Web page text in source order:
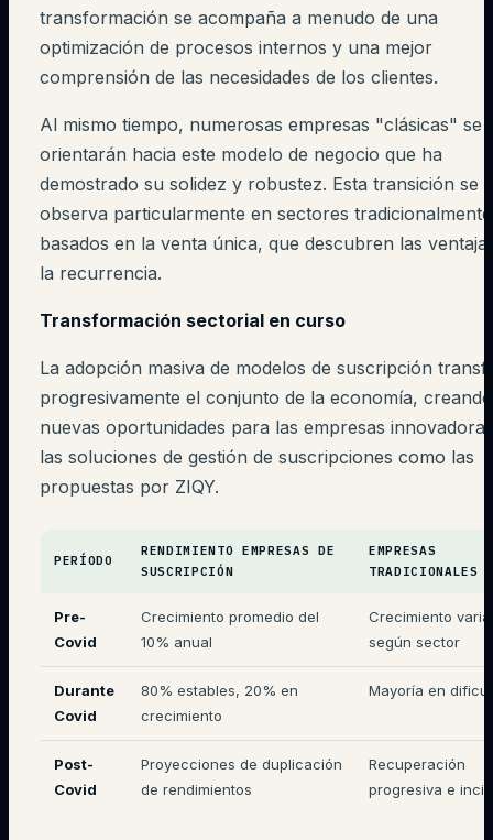
transformación se acompaña a menudo de una
optimización de procesos internos y una mejor
comprensión de las necesidades de los clientes.
Al mismo tiempo, numerosas empresas "clásicas" se
orientarán hacia este modelo de negocio que ha
demostrado su solidez y robustez. Esta transición se
observa particularmente en sectores tradicionalmente
basados en la venta única, que descubren las
la recurrencia.
Transformación sectorial en curso
La adopción masiva de modelos de suscripción
progresivamente el conjunto de la economía, creando
nuevas oportunidades para las empresas
las soluciones de gestión de suscripciones como las
propuestas por ZIQY.
PERÍODO
RENDIMIENTO EMPRESAS DE
SUSCRIPCIÓN
EMPRESAS
TRADICIONALES
Pre-
Covid
Crecimiento promedio del
10% anual
Crecimiento
según sector
Durante
Covid
80% estables, 20% en
crecimiento
Mayoría en
Post-
Covid
Proyecciones de duplicación
de rendimientos
Recuperación
progresiva e